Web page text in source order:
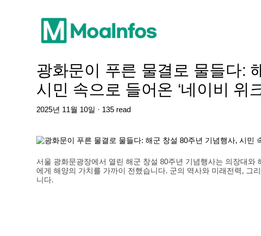
광화문이 푸른 물결로 물들다:
시민 속으로 들어온 ‘네이비 위
2025년 11월 10일 · 135 read
서울 광화문광장에서 열린 해군 창설 80주년 기념행사는 의장대
에게 해양의 가치를 가까이 전했습니다. 군의 역사와 미래전력, 그
니다.